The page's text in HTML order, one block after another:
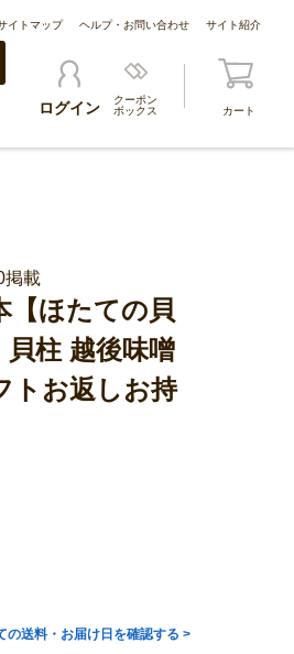
イトマップ ヘルプ・お問い合わせ サイト紹介
ログイン
クーポン
ボックス
カート
掲載
【ほたての貝
柱 越後味噌
トお返しお持
の送料・お届け日を確認する >